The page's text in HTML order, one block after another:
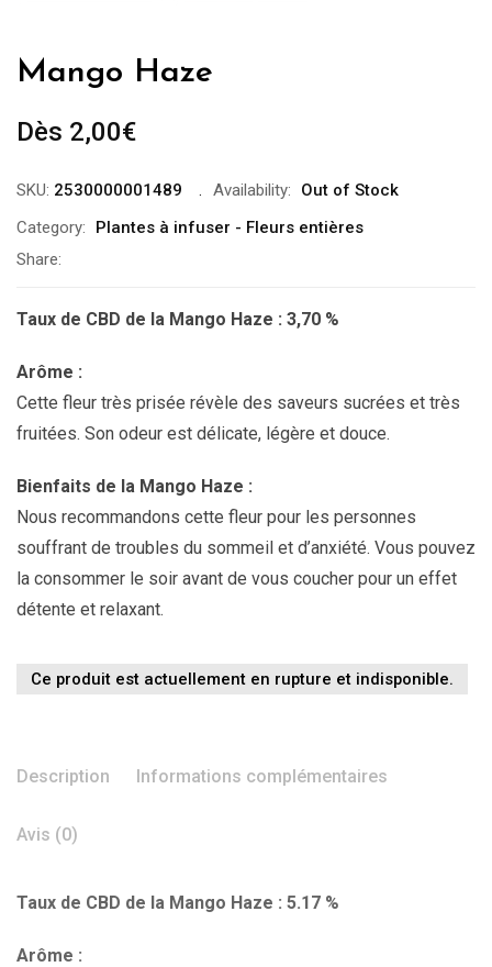
Mango Haze
Dès 2,00€
SKU: 2530000001489 Availability:
Out of Stock
Category:
Plantes à infuser - Fleurs entières
Share:
Taux de CBD de la Mango Haze : 3,70 %
Arôme :
Cette fleur très prisée révèle des saveurs sucrées et très
fruitées. Son odeur est délicate, légère et douce.
Bienfaits de la Mango Haze :
Nous recommandons cette fleur pour les personnes
souffrant de troubles du sommeil et d’anxiété. Vous pouvez
la consommer le soir avant de vous coucher pour un effet
détente et relaxant.
Ce produit est actuellement en rupture et indisponible.
Description Informations complémentaires
Avis (0)
Taux de CBD de la Mango Haze : 5.17 %
Arôme :